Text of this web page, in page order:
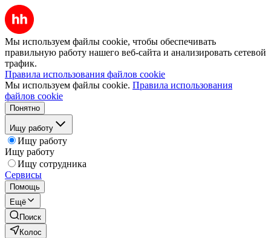
Мы используем файлы cookie, чтобы обеспечивать
правильную работу нашего веб-сайта и анализировать сетевой
трафик.
Правила использования файлов cookie
Мы используем файлы cookie. Правила использования
файлов cookie
Понятно
Ищу работу
Ищу работу
Ищу работу
Ищу сотрудника
Сервисы
Помощь
Ещё
Поиск
Колос